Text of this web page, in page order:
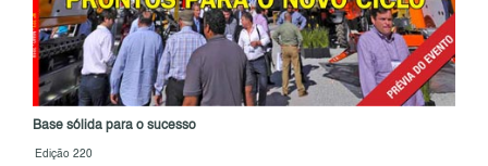
Base sólida para o sucesso
Edição 220